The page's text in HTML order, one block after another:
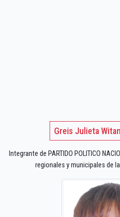
Greis Julieta
Integrante de PARTIDO POLITICO
regionales y municipales de